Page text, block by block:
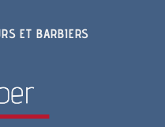
ET BARBIERS